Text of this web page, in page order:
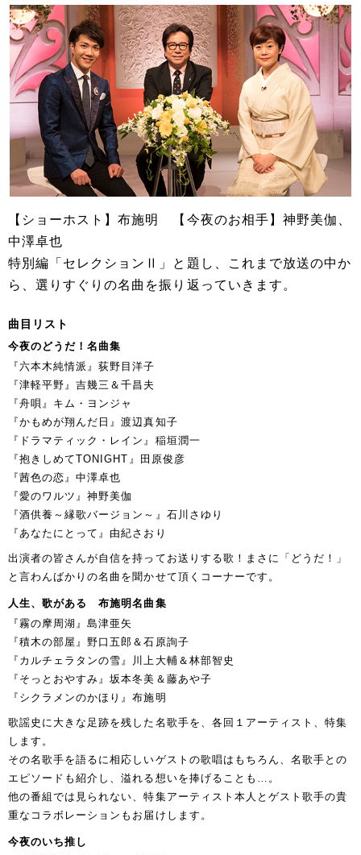
【ショーホスト】布施明 【今夜のお相手】神野美伽、
中澤卓也
特別編「セレクションⅡ」と題し、これまで放送の中か
ら、選りすぐりの名曲を振り返っていきます。
曲目リスト
今夜のどうだ！名曲集
『六本木純情派』荻野目洋子
『津軽平野』吉幾三＆千昌夫
『舟唄』キム・ヨンジャ
『かもめが翔んだ日』渡辺真知子
『ドラマティック・レイン』稲垣潤一
『抱きしめてTONIGHT』田原俊彦
『茜色の恋』中澤卓也
『愛のワルツ』神野美伽
『酒供養～縁歌バージョン～』石川さゆり
『あなたにとって』由紀さおり
出演者の皆さんが自信を持ってお送りする歌！まさに「どうだ！」
と言わんばかりの名曲を聞かせて頂くコーナーです。
人生、歌がある 布施明名曲集
『霧の摩周湖』島津亜矢
『積木の部屋』野口五郎＆石原詢子
『カルチェラタンの雪』川上大輔＆林部智史
『そっとおやすみ』坂本冬美＆藤あや子
『シクラメンのかほり』布施明
歌謡史に大きな足跡を残した名歌手を、各回１アーティスト、特集
します。
その名歌手を語るに相応しいゲストの歌唱はもちろん、名歌手との
エピソードも紹介し、溢れる想いを捧げることも…。
他の番組では見られない、特集アーティスト本人とゲスト歌手の貴
重なコラボレーションもお届けします。
今夜のいち推し